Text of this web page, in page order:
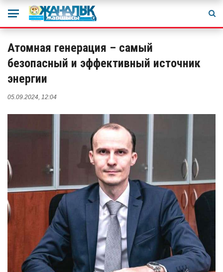
Атомная генерация – самый
безопасный и эффективный источник
энергии
05.09.2024, 12:04